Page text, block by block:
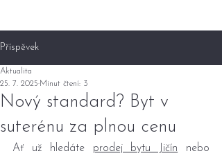
Příspěvek
Nový standard? Byt v
suterénu za plnou cenu
Aktualita
25. 7. 2025 Minut čtení: 3
Ať už hledáte prodej bytu Jičín